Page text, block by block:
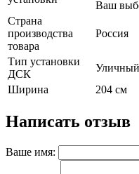
Ваш
Страна
производства
товара
Россия
Тип установки
ДСК
Уличный
Ширина
204 см
Написать отзыв
Ваше имя: